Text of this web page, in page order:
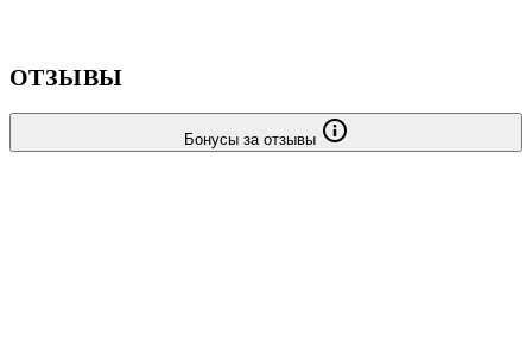
ОТЗЫВЫ
Бонусы за отзывы